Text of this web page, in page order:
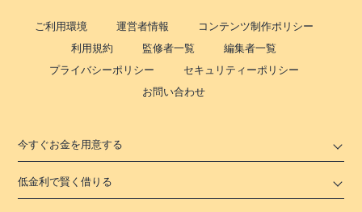
ご利用環境 運営者情報
コンテンツ制作ポリシー
利用規約
監修者一覧
編集者一覧
プライバシーポリシー
セキュリティーポリシー
お問い合わせ
今すぐお金を用意する
低金利で賢く借りる